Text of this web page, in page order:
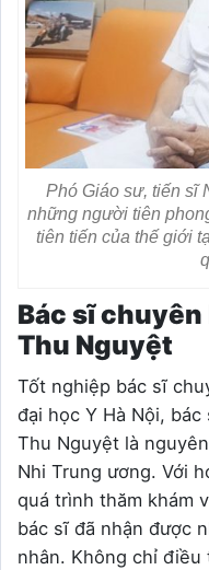
Phó Giáo sư, tiến sĩ
những người tiên
tiên tiến của thế giới
Bác sĩ chuyên
Thu Nguyệt
Tốt nghiệp bác sĩ
đại học Y Hà Nội,
Thu Nguyệt là
Nhi Trung ương. Với
quá trình thăm khám
bác sĩ đã nhận được
nhân. Không chỉ điều